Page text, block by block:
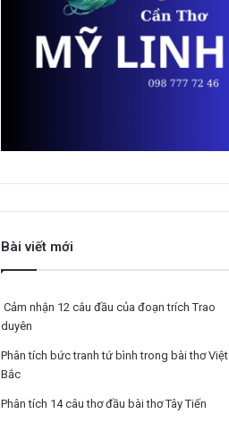
Bài viết mới
Cảm nhận 12 câu đầu của đoạn trích Trao
duyên
Phân tích bức tranh tứ bình trong bài thơ Việt
Bắc
Phân tích 14 câu thơ đầu bài thơ Tây Tiến